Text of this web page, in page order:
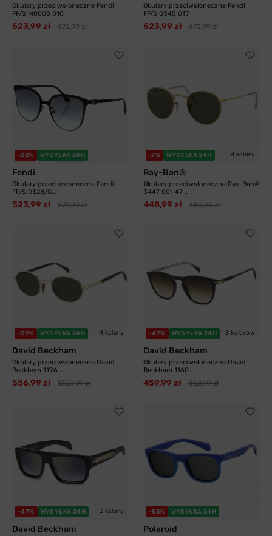
Okulary przeciwsłoneczne Fendi
FF/S M0008 010
523,99 zł 672,99 zł
Okulary przeciwsłoneczne Fendi
FF/S 0345 0T7
523,99 zł 672,99 zł
-22% WYSYŁKA 24H
Fendi
Okulary przeciwsłoneczne Fendi
FF/S 0328/G...
523,99 zł 672,99 zł
-7% WYSYŁKA 24H 4 kolory
Ray-Ban®
Okulary przeciwsłoneczne Ray-Ban®
3447 001 47...
448,99 zł 480,99 zł
-59% WYSYŁKA 24H 4 kolory
David Beckham
Okulary przeciwsłoneczne David
Beckham 1196...
556,99 zł 1350,99 zł
-47% WYSYŁKA 24H 8 kolorów
David Beckham
Okulary przeciwsłoneczne David
Beckham 1160...
459,99 zł 862,99 zł
-47% WYSYŁKA 24H 3 kolory
David Beckham
-55% WYSYŁKA 24H
Polaroid